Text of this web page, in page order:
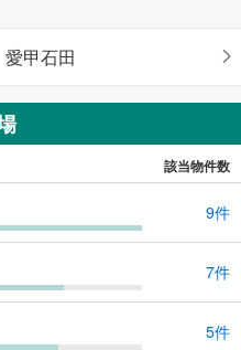
愛甲石田
該当物件数
9件
7件
5件